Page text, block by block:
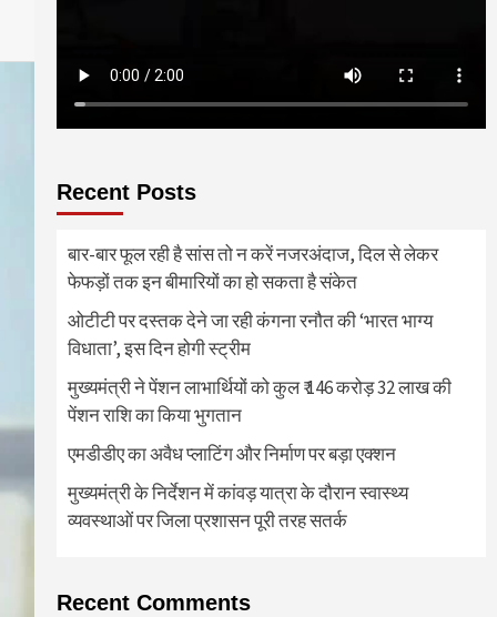
Recent Posts
बार-बार फूल रही है सांस तो न करें नजरअंदाज, दिल से लेकर
फेफड़ों तक इन बीमारियों का हो सकता है संकेत
ओटीटी पर दस्तक देने जा रही कंगना रनौत की ‘भारत भाग्य
विधाता’, इस दिन होगी स्ट्रीम
मुख्यमंत्री ने पेंशन लाभार्थियों को कुल ₹ 146 करोड़ 32 लाख की
पेंशन राशि का किया भुगतान
एमडीडीए का अवैध प्लाटिंग और निर्माण पर बड़ा एक्शन
मुख्यमंत्री के निर्देशन में कांवड़ यात्रा के दौरान स्वास्थ्य
व्यवस्थाओं पर जिला प्रशासन पूरी तरह सतर्क
Recent Comments